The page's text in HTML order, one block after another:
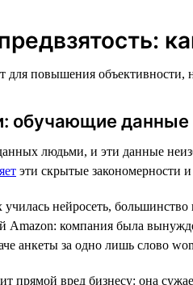
для повышения
обучающие данные
людьми, и эти данные
эти скрытые закономерности
нейросеть,
Amazon: компания была
анкеты за одно лишь слово
прямой вред бизнесу: она